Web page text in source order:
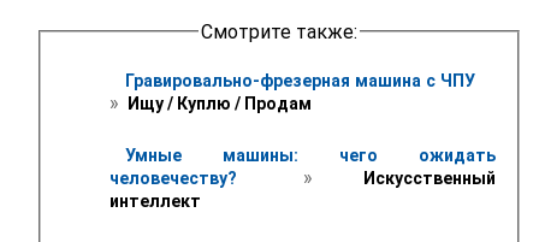
Смотрите также:
Гравировально-фрезерная машина с ЧПУ
» Ищу / Куплю / Продам
Умные машины: чего ожидать
человечеству?
»
Искусственный
интеллект